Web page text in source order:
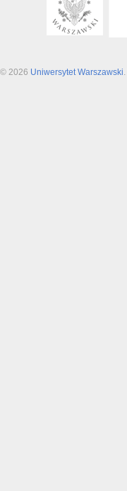
© 2026 Uniwersytet Warszawski